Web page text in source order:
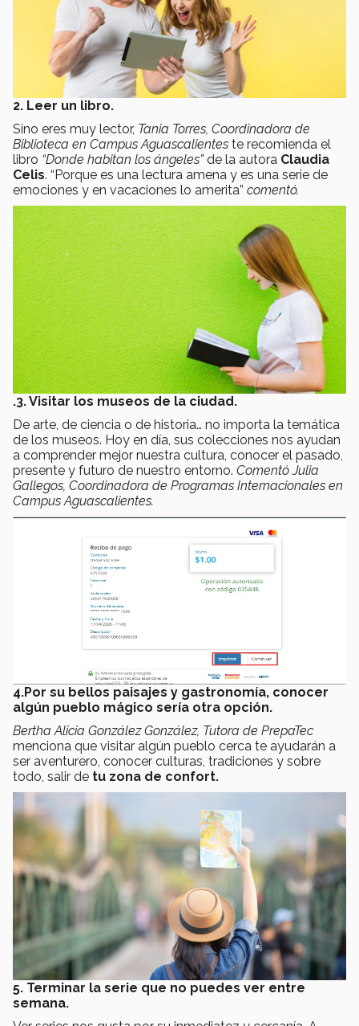
2. Leer un libro.
Sino eres muy lector, Tania Torres, Coordinadora de
Biblioteca en Campus Aguascalientes te recomienda el
libro “Donde habitan los ángeles”de la autora Claudia
Celis. “Porque es una lectura amena y es una serie de
emociones y en vacaciones lo amerita” comentó.
.3. Visitar los museos de la ciudad.
De arte, de ciencia o de historia… no importa la temática
de los museos. Hoy en día, sus colecciones nos ayudan
a comprender mejor nuestra cultura, conocer el pasado,
presente y futuro de nuestro entorno. Comentó Julia
Gallegos, Coordinadora de Programas Internacionales en
Campus Aguascalientes.
4.Por su bellos paisajes y gastronomía, conocer
algún pueblo mágico sería otra opción.
Bertha Alicia González González, Tutora de PrepaTec
menciona que visitar algún pueblo cerca te ayudarán a
ser aventurero, conocer culturas, tradiciones y sobre
todo, salir de tu zona de confort.
5. Terminar la serie que no puedes ver entre
semana.